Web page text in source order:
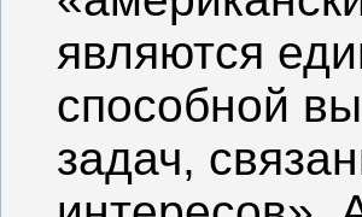
являются
способной
задач,